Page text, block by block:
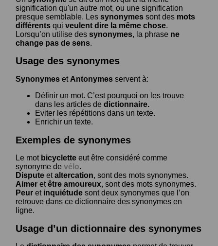
signification qu'un autre mot, ou une signification
presque semblable. Les synonymes sont des mots
différents qui veulent dire la même chose.
Lorsqu’on utilise des synonymes, la phrase ne
change pas de sens.
Usage des synonymes
Synonymes et Antonymes servent à:
Définir un mot. C’est pourquoi on les trouve
dans les articles de dictionnaire.
Eviter les répétitions dans un texte.
Enrichir un texte.
Exemples de synonymes
Le mot bicyclette eut être considéré comme
synonyme de vélo.
Dispute etaltercation, sont des mots synonymes.
Aimer etêtre amoureux, sont des mots synonymes.
Peur et inquiétude sont deux synonymes que l’on
retrouve dans ce dictionnaire des synonymes en
ligne.
Usage d’un dictionnaire des synonymes